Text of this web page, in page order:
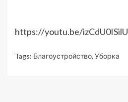
https://youtu.be/izCdU0ISilU
Tags: Благоустройство, Уборка